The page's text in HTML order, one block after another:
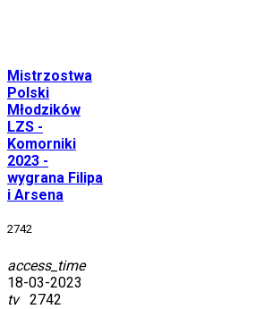
Mistrzostwa
Polski
Młodzików
LZS -
Komorniki
2023 -
wygrana Filipa
i Arsena
2742
access_time
18-03-2023
tv2742